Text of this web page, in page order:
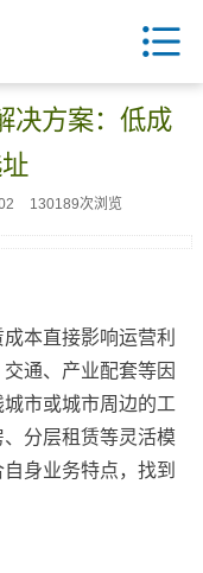
决方案：低成
130189次浏览
本直接影响运营利
通、产业配套等因
市或城市周边的工
分层租赁等灵活模
身业务特点，找到